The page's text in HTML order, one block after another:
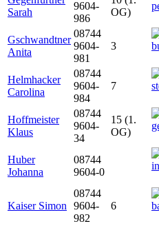
Sarah
9604-
986
OG)
Gschwandtner
Anita
08744
9604-
981
3
Helmhacker
Carolina
08744
9604-
984
7
Hoffmeister
Klaus
08744
9604-
34
15 (1.
OG)
Huber
Johanna
08744
9604-0
Kaiser Simon
08744
9604-
982
6